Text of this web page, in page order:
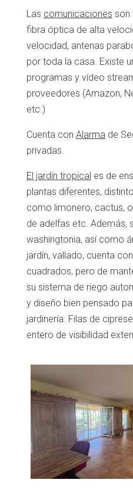
Las comunicaciones son
fibra óptica de alta
velocidad, antenas
por toda la casa. Existe
programas y vídeo
proveedores (Amazon,
etc.)
Cuenta con Alarmade
privadas.
El jardín tropical es de
plantas diferentes,
como limonero, cactus,
de adelfas etc. Además,
washingtonia, así como
jardín, vallado, cuenta
cuadrados, pero de
su sistema de riego
y diseño bien pensado
jardinería. Filas de
entero de visibilidad